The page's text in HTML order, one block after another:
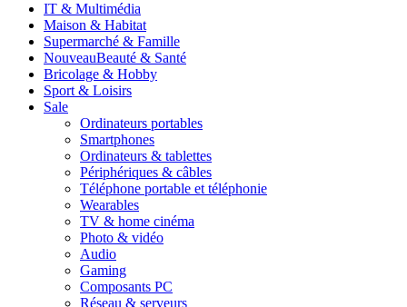
IT & Multimédia
Maison & Habitat
Supermarché & Famille
NouveauBeauté & Santé
Bricolage & Hobby
Sport & Loisirs
Sale
Ordinateurs portables
Smartphones
Ordinateurs & tablettes
Périphériques & câbles
Téléphone portable et téléphonie
Wearables
TV & home cinéma
Photo & vidéo
Audio
Gaming
Composants PC
Réseau & serveurs